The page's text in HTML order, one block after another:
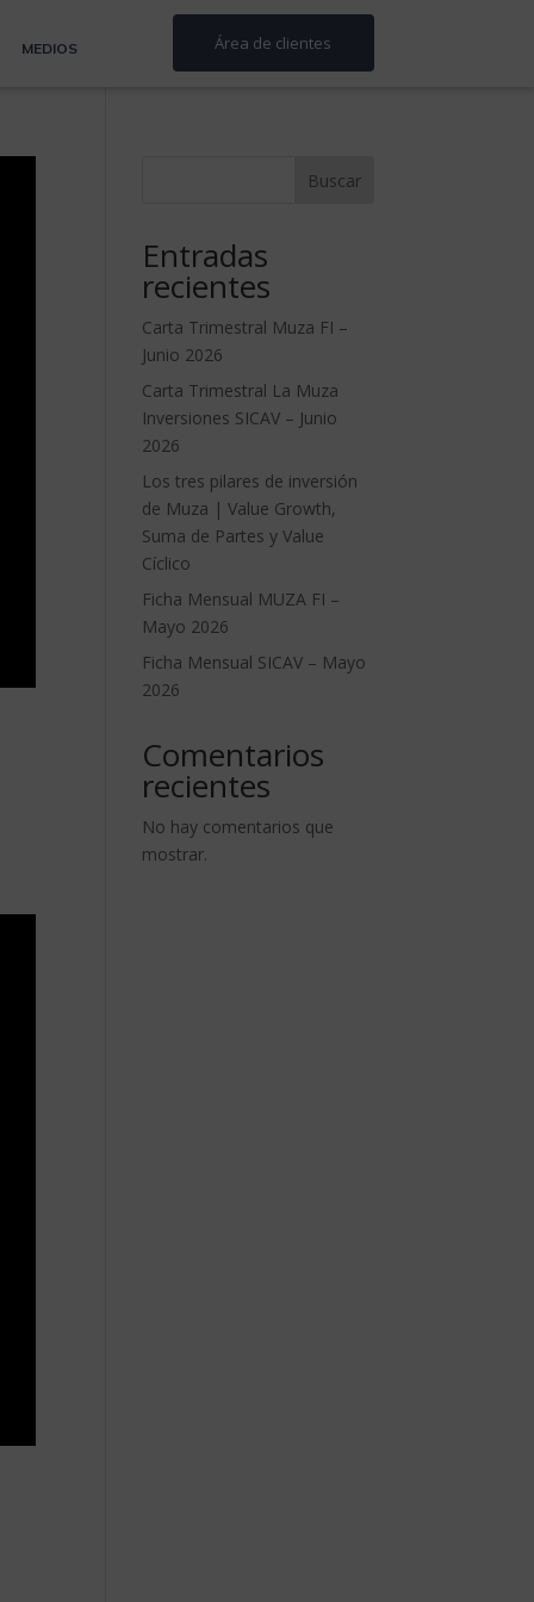
MEDIOS Área de clientes
Buscar
Entradas
recientes
Carta Trimestral Muza FI –
Junio 2026
Carta Trimestral La Muza
Inversiones SICAV – Junio
2026
Los tres pilares de inversión
de Muza | Value Growth,
Suma de Partes y Value
Cíclico
Ficha Mensual MUZA FI –
Mayo 2026
Ficha Mensual SICAV – Mayo
2026
Comentarios
recientes
No hay comentarios que
mostrar.